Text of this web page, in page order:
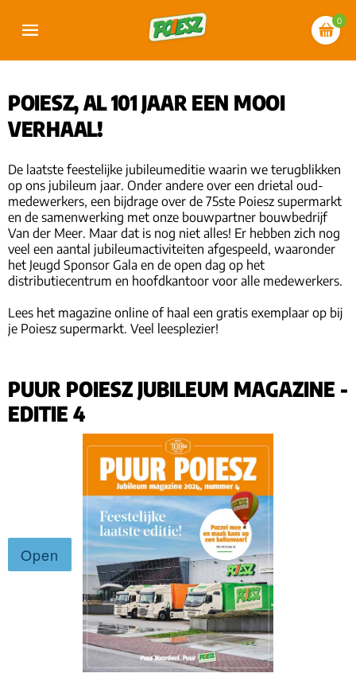
0
POIESZ, AL 101 JAAR EEN MOOI
VERHAAL!
De laatste feestelijke jubileumeditie waarin we terugblikken
op ons jubileum jaar. Onder andere over een drietal oud-
medewerkers, een bijdrage over de 75ste Poiesz supermarkt
en de samenwerking met onze bouwpartner bouwbedrijf
Van der Meer. Maar dat is nog niet alles! Er hebben zich nog
veel een aantal jubileumactiviteiten afgespeeld, waaronder
het Jeugd Sponsor Gala en de open dag op het
distributiecentrum en hoofdkantoor voor alle medewerkers.
Lees het magazine online of haal een gratis exemplaar op bij
je Poiesz supermarkt. Veel leesplezier!
PUUR POIESZ JUBILEUM MAGAZINE -
EDITIE 4